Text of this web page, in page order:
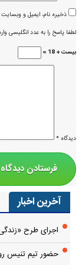
ذخیره نام، ایمیل و
لطفا پاسخ را به عدد انگلیسی
بیست + 18 =
دیدگاه*
آخرین اخبار
اجرای طرح
حضور تیم تنیس